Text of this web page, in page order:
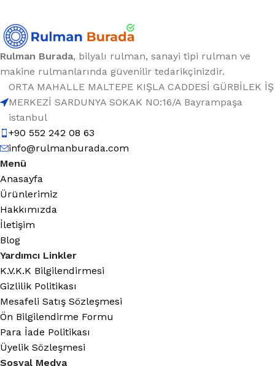
Rulman Burada, bilyalı rulman, sanayi tipi rulman ve
makine rulmanlarında güvenilir tedarikçinizdir.
ORTA MAHALLE MALTEPE KIŞLA CADDESİ GÜRBİLEK İŞ
MERKEZİ SARDUNYA SOKAK NO:16/A Bayrampaşa
istanbul
+90 552 242 08 63
info@rulmanburada.com
Menü
Anasayfa
Ürünlerimiz
Hakkımızda
İletişim
Blog
Yardımcı Linkler
K.V.K.K Bilgilendirmesi
Gizlilik Politikası
Mesafeli Satış Sözleşmesi
Ön Bilgilendirme Formu
Para İade Politikası
Üyelik Sözleşmesi
Sosyal Medya